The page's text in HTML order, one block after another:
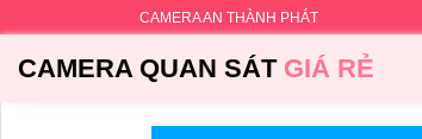
CAMERA AN THÀNH PHÁT
CAMERA QUAN SÁTGIÁ RẺ